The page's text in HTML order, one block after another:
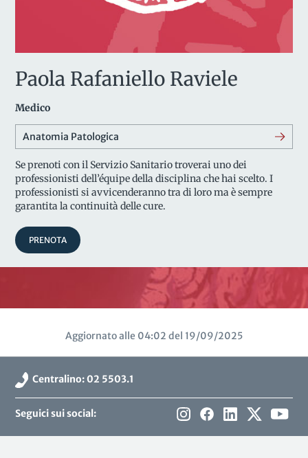
Paola Rafaniello Raviele
Medico
Anatomia Patologica
Se prenoti con il Servizio Sanitario troverai uno dei
professionisti dell’équipe della disciplina che hai scelto. I
professionisti si avvicenderanno tra di loro ma è sempre
garantita la continuità delle cure.
PRENOTA
Aggiornato alle 04:02 del 19/09/2025
Centralino: 02 5503.1
Seguici sui social: